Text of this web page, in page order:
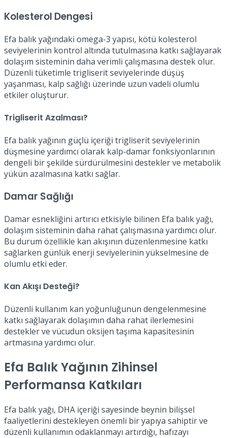
Kolesterol Dengesi
Efa balık yağındaki omega-3 yapısı, kötü kolesterol
seviyelerinin kontrol altında tutulmasına katkı sağlayarak
dolaşım sisteminin daha verimli çalışmasına destek olur.
Düzenli tüketimle trigliserit seviyelerinde düşüş
yaşanması, kalp sağlığı üzerinde uzun vadeli olumlu
etkiler oluşturur.
Trigliserit Azalması?
Efa balık yağının güçlü içeriği trigliserit seviyelerinin
düşmesine yardımcı olarak kalp-damar fonksiyonlarının
dengeli bir şekilde sürdürülmesini destekler ve metabolik
yükün azalmasına katkı sağlar.
Damar Sağlığı
Damar esnekliğini artırıcı etkisiyle bilinen Efa balık yağı,
dolaşım sisteminin daha rahat çalışmasına yardımcı olur.
Bu durum özellikle kan akışının düzenlenmesine katkı
sağlarken günlük enerji seviyelerinin yükselmesine de
olumlu etki eder.
Kan Akışı Desteği?
Düzenli kullanım kan yoğunluğunun dengelenmesine
katkı sağlayarak dolaşımın daha rahat ilerlemesini
destekler ve vücudun oksijen taşıma kapasitesinin
artmasına yardımcı olur.
Efa Balık Yağının Zihinsel
Performansa Katkıları
Efa balık yağı, DHA içeriği sayesinde beynin bilişsel
faaliyetlerini destekleyen önemli bir yapıya sahiptir ve
düzenli kullanımın odaklanmayı artırdığı, hafızayı